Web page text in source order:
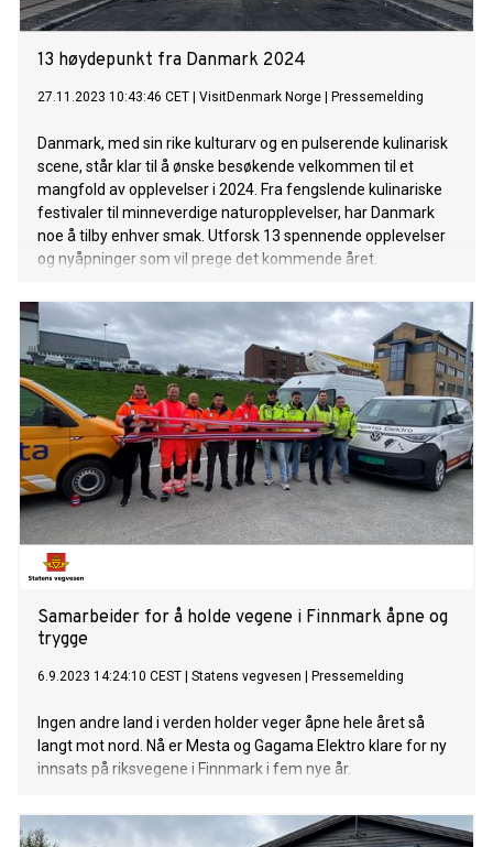
13 høydepunkt fra Danmark 2024
27.11.2023 10:43:46 CET VisitDenmark Norge Pressemelding
Danmark, med sin rike kulturarv og en pulserende kulinarisk
scene, står klar til å ønske besøkende velkommen til et
mangfold av opplevelser i 2024. Fra fengslende kulinariske
festivaler til minneverdige naturopplevelser, har Danmark
noe å tilby enhver smak. Utforsk 13 spennende opplevelser
og nyåpninger som vil prege det kommende året.
Samarbeider for å holde vegene i Finnmark åpne og
trygge
6.9.2023 14:24:10 CEST Statens vegvesen Pressemelding
Ingen andre land i verden holder veger åpne hele året så
langt mot nord. Nå er Mesta og Gagama Elektro klare for ny
innsats på riksvegene i Finnmark i fem nye år.